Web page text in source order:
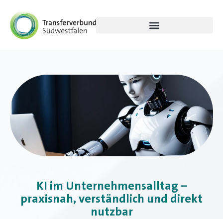
KI im Unternehmensalltag –
praxisnah, verständlich und direkt
nutzbar